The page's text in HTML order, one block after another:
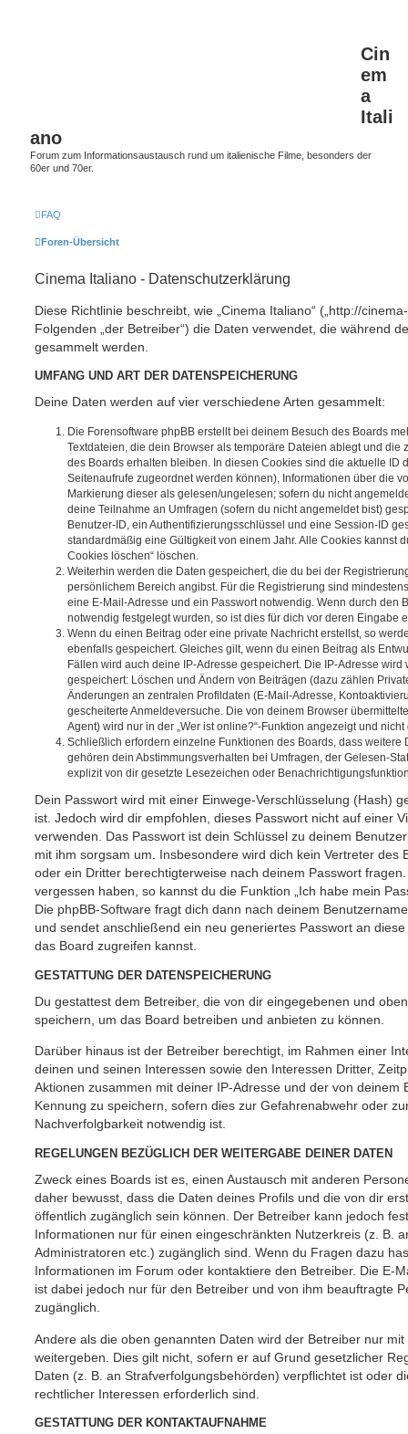
Cin
em
a
Itali
ano
Forum zum Informationsaustausch rund um italienische Filme, besonders der
60er und 70er.
FAQ
Foren-Übersicht
Cinema Italiano - Datenschutzerklärung
Diese Richtlinie beschreibt, wie „Cinema Italiano“ („http://
Folgenden „der Betreiber“) die Daten verwendet, die während
gesammelt werden.
UMFANG UND ART DER DATENSPEICHERUNG
Deine Daten werden auf vier verschiedene Arten gesammelt:
Die Forensoftware phpBB erstellt bei deinem Besuch des Boards
Textdateien, die dein Browser als temporäre Dateien ablegt und die
des Boards erhalten bleiben. In diesen Cookies sind die aktuelle ID
Seitenaufrufe zugeordnet werden können), Informationen über die
Markierung dieser als gelesen/ungelesen; sofern du nicht
deine Teilnahme an Umfragen (sofern du nicht angemeldet bist)
Benutzer-ID, ein Authentifizierungsschlüssel und eine Session-ID
standardmäßig eine Gültigkeit von einem Jahr. Alle Cookies kannst
Cookies löschen“ löschen.
Weiterhin werden die Daten gespeichert, die du bei der
persönlichem Bereich angibst. Für die Registrierung sind
eine E-Mail-Adresse und ein Passwort notwendig. Wenn durch den
notwendig festgelegt wurden, so ist dies für dich vor deren Eingabe
Wenn du einen Beitrag oder eine private Nachricht erstellst, so
ebenfalls gespeichert. Gleiches gilt, wenn du einen Beitrag als
Fällen wird auch deine IP-Adresse gespeichert. Die IP-Adresse
gespeichert: Löschen und Ändern von Beiträgen (dazu zählen
Änderungen an zentralen Profildaten (E-Mail-Adresse,
gescheiterte Anmeldeversuche. Die von deinem Browser
Agent) wird nur in der „Wer ist online?“-Funktion angezeigt und
Schließlich erfordern einzelne Funktionen des Boards, dass weitere
gehören dein Abstimmungsverhalten bei Umfragen, der Gelesen-
explizit von dir gesetzte Lesezeichen oder
Dein Passwort wird mit einer Einwege-Verschlüsselung (Hash)
ist. Jedoch wird dir empfohlen, dieses Passwort nicht auf einer
verwenden. Das Passwort ist dein Schlüssel zu deinem
mit ihm sorgsam um. Insbesondere wird dich kein Vertreter des
oder ein Dritter berechtigterweise nach deinem Passwort
vergessen haben, so kannst du die Funktion „Ich habe mein
Die phpBB-Software fragt dich dann nach deinem
und sendet anschließend ein neu generiertes Passwort an
das Board zugreifen kannst.
GESTATTUNG DER DATENSPEICHERUNG
Du gestattest dem Betreiber, die von dir eingegebenen und
speichern, um das Board betreiben und anbieten zu können.
Darüber hinaus ist der Betreiber berechtigt, im Rahmen einer
deinen und seinen Interessen sowie den Interessen Dritter,
Aktionen zusammen mit deiner IP-Adresse und der von deinem
Kennung zu speichern, sofern dies zur Gefahrenabwehr oder
Nachverfolgbarkeit notwendig ist.
REGELUNGEN BEZÜGLICH DER WEITERGABE DEINER DATEN
Zweck eines Boards ist es, einen Austausch mit anderen
daher bewusst, dass die Daten deines Profils und die von dir
öffentlich zugänglich sein können. Der Betreiber kann jedoch
Informationen nur für einen eingeschränkten Nutzerkreis (z. B.
Administratoren etc.) zugänglich sind. Wenn du Fragen dazu
Informationen im Forum oder kontaktiere den Betreiber. Die E-
ist dabei jedoch nur für den Betreiber und von ihm beauftragte
zugänglich.
Andere als die oben genannten Daten wird der Betreiber nur
weitergeben. Dies gilt nicht, sofern er auf Grund gesetzlicher
Daten (z. B. an Strafverfolgungsbehörden) verpflichtet ist oder
rechtlicher Interessen erforderlich sind.
GESTATTUNG DER KONTAKTAUFNAHME